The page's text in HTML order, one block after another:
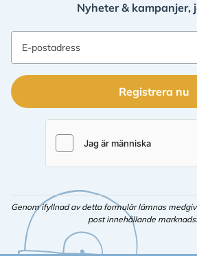
Nyheter & kampanjer,
E-postadress
Registrera nu
Genom ifyllnad av detta formulär lämnas
post innehållande